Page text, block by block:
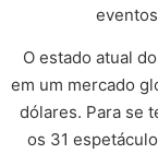
O estado atual
em um mercado
dólares. Para se
os 31